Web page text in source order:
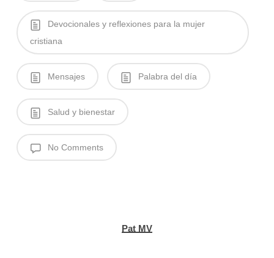
Devocionales y reflexiones para la mujer
cristiana
Mensajes Palabra del día
Salud y bienestar
No Comments
Pat MV